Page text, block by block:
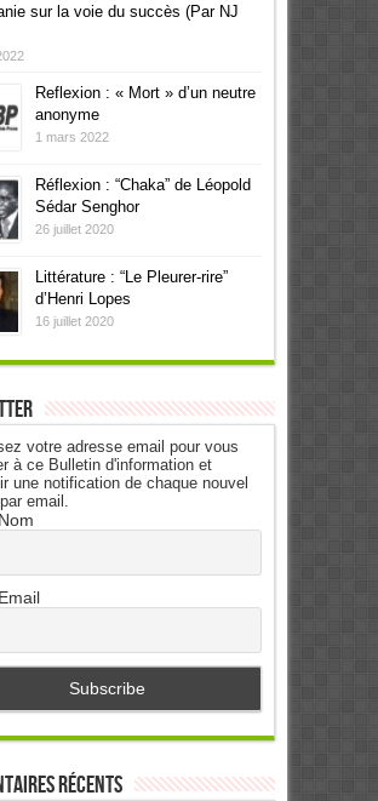
sur la voie du succès (Par NJ
Reflexion : « Mort » d’un neutre
anonyme
1 mars 2022
Réflexion : “Chaka” de Léopold
Sédar Senghor
26 juillet 2020
Littérature : “Le Pleurer-rire”
d’Henri Lopes
16 juillet 2020
votre adresse email pour vous
à ce Bulletin d'information et
une notification de chaque nouvel
email.
récents